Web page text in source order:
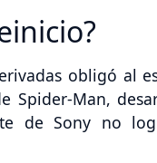
obligó al
Spider-Man,
de Sony no